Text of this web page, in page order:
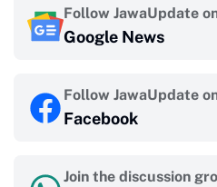
Follow JawaUpdate
Google News
Follow JawaUpdate
Facebook
Join the discussion